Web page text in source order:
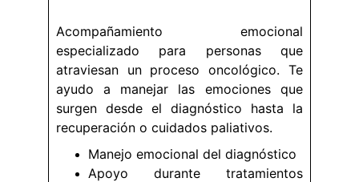
Acompañamiento emocional
especializado para personas que
atraviesan un proceso oncológico. Te
ayudo a manejar las emociones que
surgen desde el diagnóstico hasta la
recuperación o cuidados paliativos.
Manejo emocional del diagnóstico
Apoyo durante tratamientos